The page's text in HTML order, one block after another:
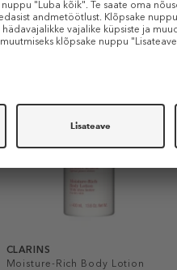
Sarnased
CLARINS
Moisture-Rich Body Lotion